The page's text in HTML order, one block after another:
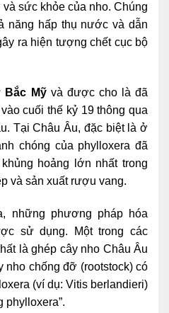
sức khỏe của nho. Chúng
năng hấp thụ nước và dẫn
ra hiện tượng chết cục bộ
Bắc Mỹvà được cho là đã
vào cuối thế kỷ 19 thông qua
Tại Châu Âu, đặc biệt là ở
chóng của phylloxera đã
hoảng lớn nhất trong
và sản xuất rượu vang.
những phương pháp hóa
sử dụng. Một trong các
là ghép cây nho Châu Âu
nho chống đỡ (rootstock) có
(ví dụ: Vitis berlandieri)
phylloxera”.